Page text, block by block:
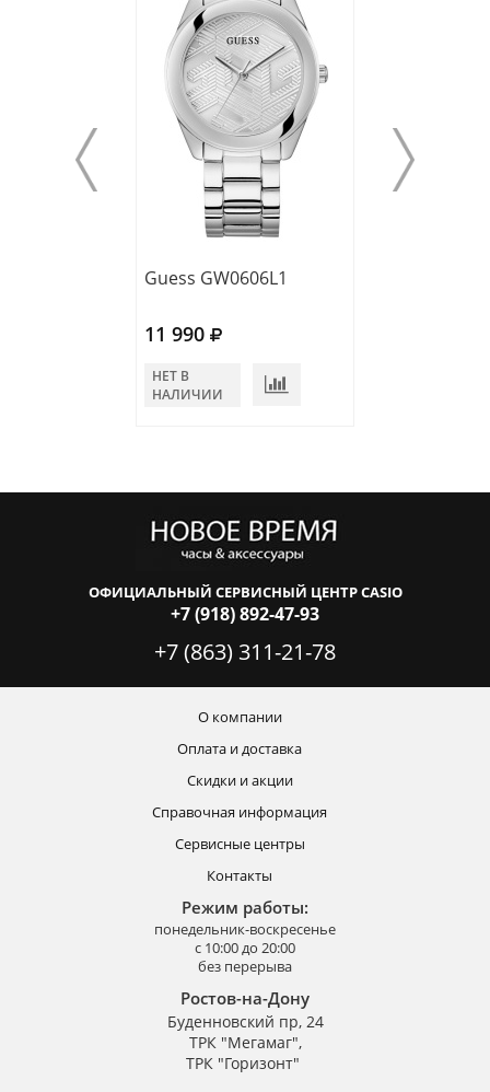
Guess GW0606L1
11 990
НЕТ В
НАЛИЧИИ
ОФИЦИАЛЬНЫЙ СЕРВИСНЫЙ ЦЕНТР CASIO
+7 (918) 892-47-93
+7 (863) 311-21-78
О компании
Оплата и доставка
Скидки и акции
Справочная информация
Сервисные центры
Контакты
Режим работы:
понедельник-воскресенье
с 10:00 до 20:00
без перерыва
Ростов-на-Дону
Буденновский пр, 24
ТРК "Мегамаг",
ТРК "Горизонт"